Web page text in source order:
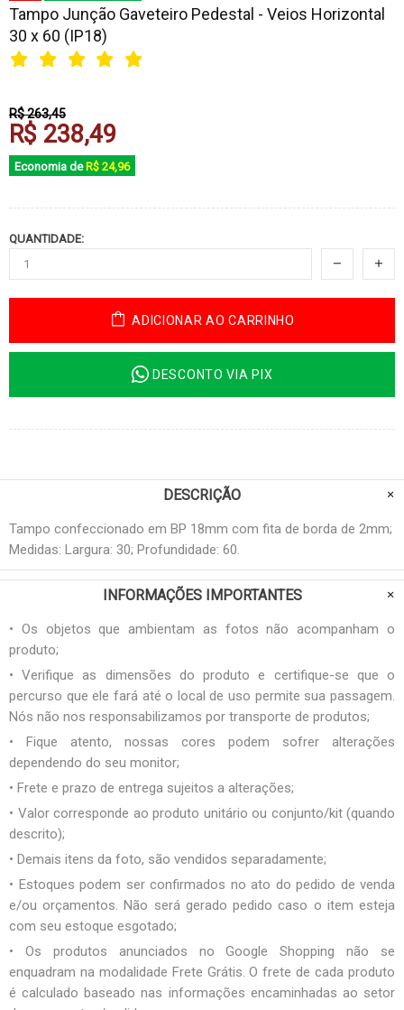
Tampo Junção Gaveteiro Pedestal - Veios Horizontal
30 x 60 (IP18)
R$ 263,45
R$ 238,49
Economia de R$ 24,96
QUANTIDADE:
ADICIONAR AO CARRINHO
DESCONTO VIA PIX
DESCRIÇÃO
Tampo confeccionado em BP 18mm com fita de borda de 2mm;
Medidas: Largura: 30; Profundidade: 60.
INFORMAÇÕES IMPORTANTES
• Os objetos que ambientam as fotos não acompanham o
produto;
• Verifique as dimensões do produto e certifique-se que o
percurso que ele fará até o local de uso permite sua passagem.
Nós não nos responsabilizamos por transporte de produtos;
• Fique atento, nossas cores podem sofrer alterações
dependendo do seu monitor;
• Frete e prazo de entrega sujeitos a alterações;
• Valor corresponde ao produto unitário ou conjunto/kit (quando
descrito);
• Demais itens da foto, são vendidos separadamente;
• Estoques podem ser confirmados no ato do pedido de venda
e/ou orçamentos. Não será gerado pedido caso o item esteja
com seu estoque esgotado;
• Os produtos anunciados no Google Shopping não se
enquadram na modalidade Frete Grátis. O frete de cada produto
é calculado baseado nas informações encaminhadas ao setor